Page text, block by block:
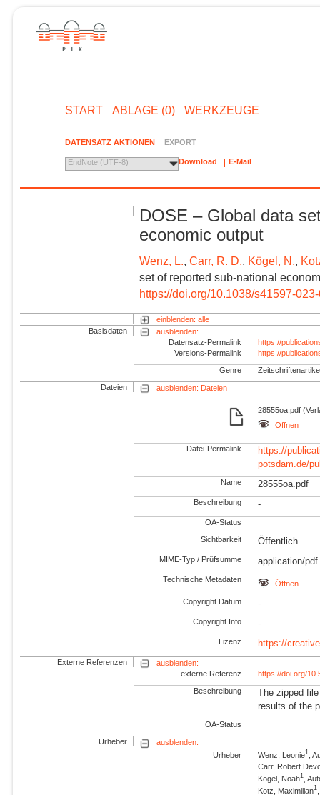
START ABLAGE (0) WERKZEUGE
DATENSATZ AKTIONEN EXPORT
EndNote (UTF-8) Download E-Mail
DOSE – Global data
economic output
Wenz, L. ,Carr, R. D. Kögel, N.
set of reported sub-national
https://doi.org/10.1038/s41597-
einblenden: alle
Basisdaten
ausblenden:
Datensatz-Permalink
https://
Versions-Permalink
https://
Genre
Dateien ausblenden: Dateien
28555oa.pdf
Öffnen
Datei-Permalink
https://
potsdam.de/
Name 28555oa.pdf
Beschreibung -
OA-Status
Sichtbarkeit Öffentlich
MIME-Typ / Prüfsumme application/pdf
Technische Metadaten Öffnen
Copyright Datum -
Copyright Info -
Lizenz https://
Externe Referenzen
ausblenden:
externe Referenz
https://doi.org/
Beschreibung
The zipped
results of the
OA-Status
Urheber
ausblenden:
Urheber
Wenz, Leonie1
,
Carr, Robert
Kögel, Noah1
,
Kotz, Maximilian1